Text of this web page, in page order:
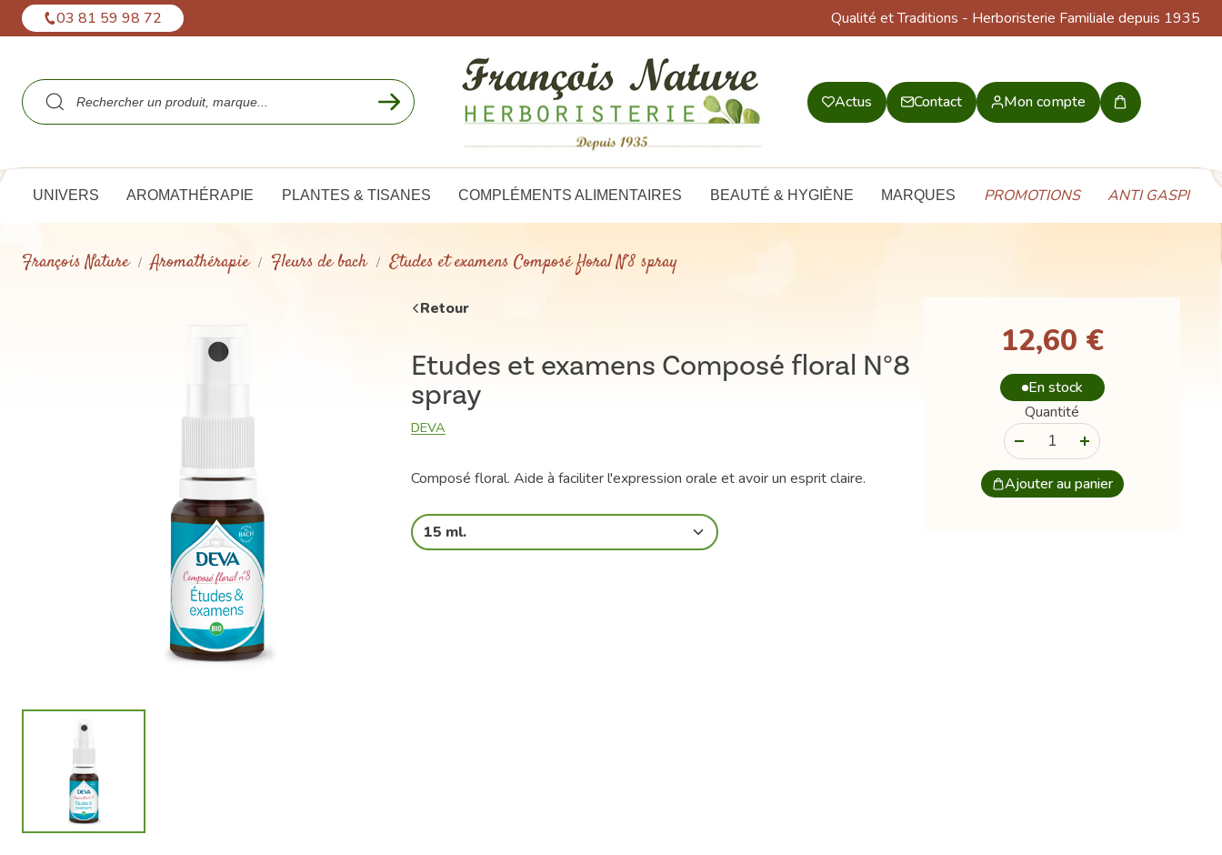
03 81 59 98 72 Qualité et Traditions - Herboristerie Familiale depuis 1935
Actus Contact Mon compte
Mon
UNIVERS AROMATHÉRAPIE PLANTES & TISANES COMPLÉMENTS ALIMENTAIRES BEAUTÉ & HYGIÈNE MARQUES PROMOTIONS ANTI GASPI
François Nature Aromathérapie Fleurs de bach Etudes et examens Composé floral N°8 spray
Retour
Etudes et examens Composé floral N°8
spray
DEVA
Composé floral. Aide à faciliter l'expression orale et avoir un esprit claire.
15 ml.
12,60 €
En stock
Quantité
Ajouter au panier
Panneau de gestion des cookies